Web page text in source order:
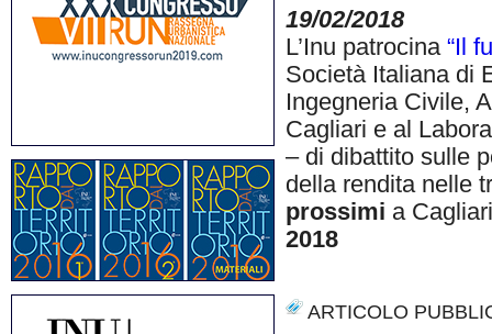
19/02/2018
L’Inu patrocina “Il
Società Italiana di
Ingegneria Civile,
Cagliari e al
– di dibattito sulle
della rendita nelle
prossimi a
2018
ARTICOLO